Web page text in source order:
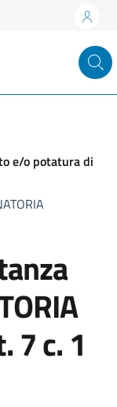
e/o potatura di
7 c. 1